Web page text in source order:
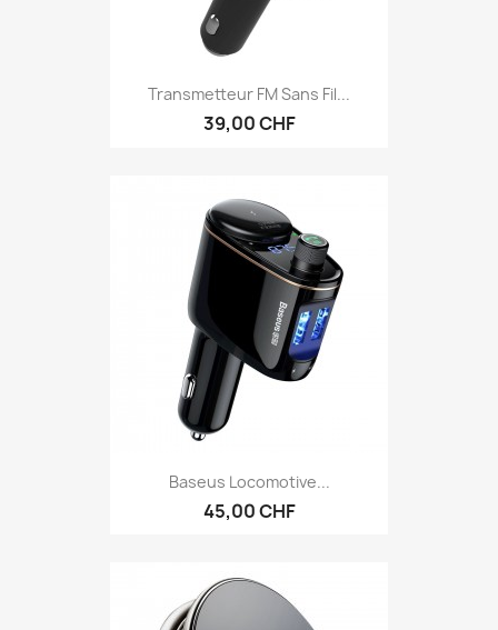
Transmetteur FM Sans Fil...
39,00 CHF
Baseus Locomotive...
45,00 CHF